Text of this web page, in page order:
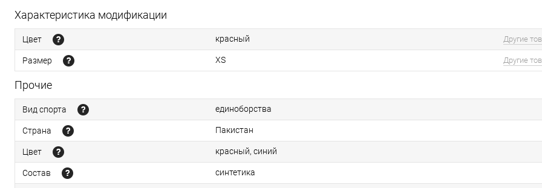
Характеристика модификации
Цвет красный Другие
Размер XS Другие
Прочие
Вид спорта единоборства
Страна Пакистан
Цвет красный, синий
Состав синтетика